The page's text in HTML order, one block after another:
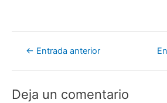
← Entrada anterior
Deja un comentario